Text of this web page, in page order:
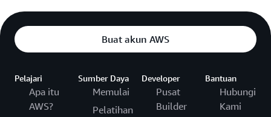
Buat akun AWS
Pelajari
Apa itu
AWS?
Sumber Daya
Memulai
Pelatihan
Developer
Pusat
Builder
Bantuan
Hubungi
Kami